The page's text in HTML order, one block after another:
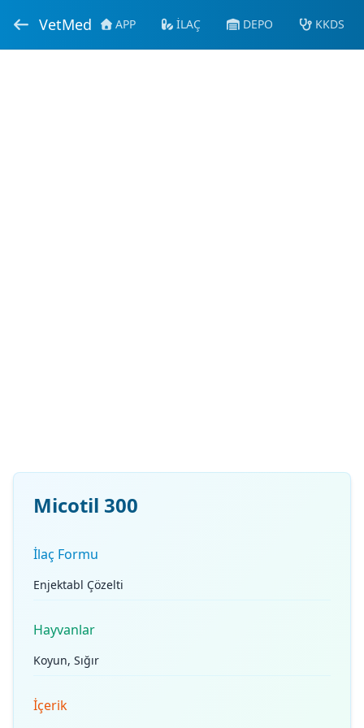
VetMed APP İLAÇ DEPO KKDS
Micotil 300
İlaç Formu
Enjektabl Çözelti
Hayvanlar
Koyun, Sığır
İçerik